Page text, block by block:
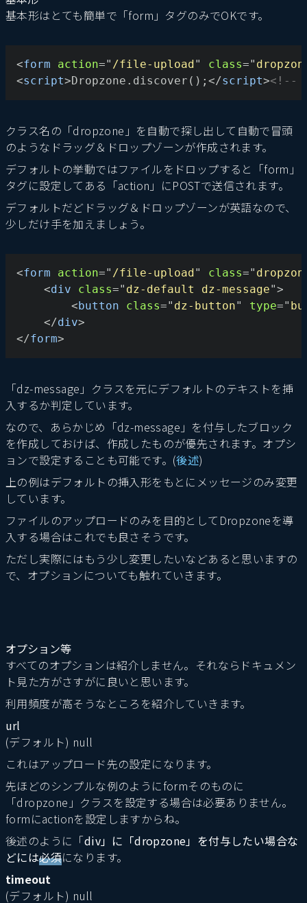
基本形はとても簡単で「form」タグのみでOKです。
<form action=" /file-upload" class="
<script>Dropzone.discover(); </script><!--
クラス名の「dropzone」を自動で探し出して自動で冒頭
のようなドラッグ＆ドロップゾーンが作成されます。
デフォルトの挙動ではファイルをドロップすると「form」
タグに設定してある「action」にPOSTで送信されます。
デフォルトだどドラッグ＆ドロップゾーンが英語なので、
少しだけ手を加えましょう。
<form action=" /file-upload" class="
<div class=" dz-default dz-message">
<button class=" dz-button" type="
</div>
</form>
「dz-message」クラスを元にデフォルトのテキストを挿
入するか判定しています。
なので、あらかじめ「dz-message」を付与したブロック
を作成しておけば、作成したものが優先されます。オプシ
ョンで設定することも可能です。(後述)
上の例はデフォルトの挿入形をもとにメッセージのみ変更
しています。
ファイルのアップロードのみを目的としてDropzoneを導
入する場合はこれでも良さそうです。
ただし実際にはもう少し変更したいなどあると思いますの
で、オプションについても触れていきます。
オプション等
すべてのオプションは紹介しません。それならドキュメン
ト見た方がさすがに良いと思います。
利用頻度が高そうなところを紹介していきます。
url
(デフォルト) null
これはアップロード先の設定になります。
先ほどのシンプルな例のようにformそのものに
「dropzone」クラスを設定する場合は必要ありません。
formにactionを設定しますからね。
後述のように「div」に「dropzone」を付与したい場合な
どには必須になります。
timeout
(デフォルト) null